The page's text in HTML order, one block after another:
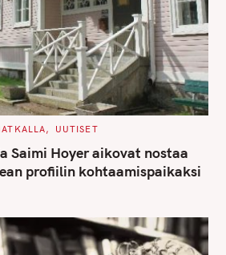
UUTISET
Saimi Hoyer aikovat nostaa
profiilin kohtaamispaikaksi